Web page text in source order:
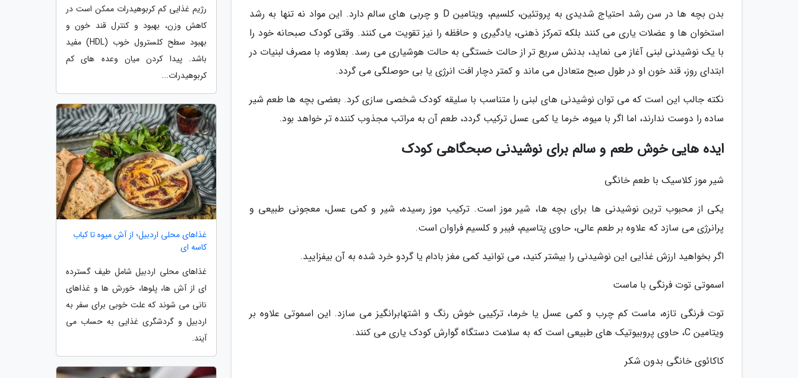
بدن بچه ها در سن رشد احتیاج شدیدی به پروتئین، کلسیم، ویتامین D و چربی های سالم دارد. این مواد نه تنها به رشد
استخوان ها و عضلات یاری می کنند بلکه تمرکز ذهنی، یادگیری و حافظه را نیز تقویت می کنند. وقتی کودک صبحانه خود را
با یک نوشیدنی لبنی آغاز می نماید، بدنش سریع تر از حالت خستگی به حالت هوشیاری می رسد. بعلاوه، با مصرف لبنیات در
ابتدای روز، قند خون او در طول صبح متعادل می ماند و کمتر دچار افت انرژی یا بی حوصلگی می گردد.
نکته جالب این است که می توان نوشیدنی های لبنی را متناسب با سلیقه کودک شخصی سازی کرد. بعضی بچه ها طعم شیر
ساده را دوست ندارند، اما اگر با میوه، خرما یا کمی عسل ترکیب گردد، طعم آن به مراتب مجذوب کننده تر خواهد بود.
ایده هایی خوش طعم و سالم برای نوشیدنی صبحگاهی کودک
شیر موز کلاسیک با طعم خانگی
یکی از محبوب ترین نوشیدنی ها برای بچه ها، شیر موز است. ترکیب موز رسیده، شیر و کمی عسل، معجونی طبیعی و
پرانرژی می سازد که علاوه بر طعم عالی، حاوی پتاسیم، فیبر و کلسیم فراوان است.
اگر بخواهید ارزش غذایی این نوشیدنی را بیشتر کنید، می توانید کمی مغز بادام یا گردو خرد شده به آن بیفزایید.
اسموتی توت فرنگی با ماست
توت فرنگی تازه، ماست کم چرب و کمی عسل یا خرما، ترکیبی خوش رنگ و اشتهابرانگیز می سازد. این اسموتی علاوه بر
ویتامین C، حاوی پروبیوتیک های طبیعی است که به سلامت دستگاه گوارش کودک یاری می کنند.
کاکائوی خانگی بدون شکر
رژیم غذایی کم کربوهیدرات ممکن است در
کاهش وزن، بهبود و کنترل قند خون و
بهبود سطح کلسترول خوب (HDL) مفید
باشد. پیدا کردن میان وعده های کم
کربوهیدرات...
غذاهای محلی اردبیل؛ از آش میوه تا کباب
کاسه ای
غذاهای محلی اردبیل شامل طیف گسترده
ای از آش ها، پلوها، خورش ها و غذاهای
نانی می شوند که علت خوبی برای سفر به
اردبیل و گردشگری غذایی به حساب می
آیند.